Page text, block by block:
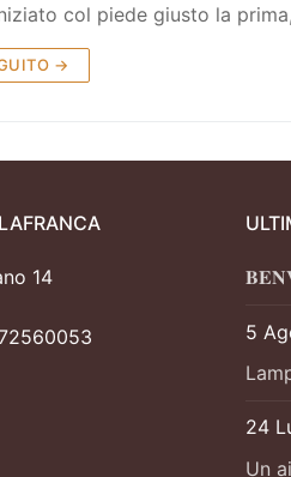
col piede giusto la
→
14
5
24
Un